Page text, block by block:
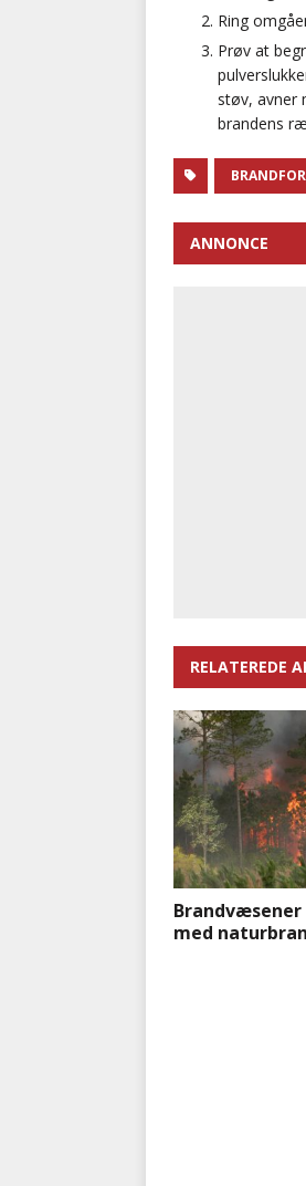
Ring
Prøv at
støv, avner
brandens
ANNONCE
RELATEREDE
med